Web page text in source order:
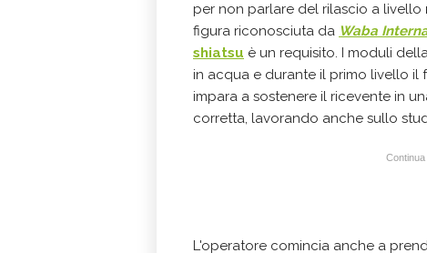
per non parlare del rilascio a livello
figura riconosciuta da Waba
shiatsu è un requisito. I moduli
in acqua e durante il primo livello il
impara a sostenere il ricevente in
corretta, lavorando anche sullo
L'operatore comincia anche a